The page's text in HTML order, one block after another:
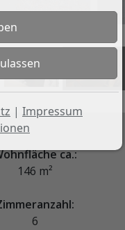
ca.:
146 m²
6
| Impressum